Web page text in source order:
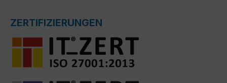
ZERTIFIZIERUNGEN